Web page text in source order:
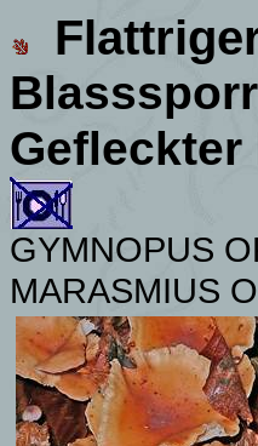
GYMNOPUS
MARASMIUS